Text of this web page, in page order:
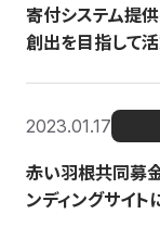
寄付システム提
創出を目指して
2023.01.17
赤い羽根共同募
ンディングサイト